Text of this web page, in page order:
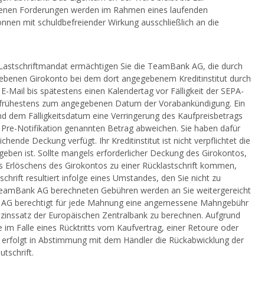
Forderungen werden im Rahmen eines laufenden
mit schuldbefreiender Wirkung ausschließlich an die
ermächtigen Sie die TeamBank AG, die durch
Girokonto bei dem dort angegebenem Kreditinstitut durch
Mail bis spätestens einen Kalendertag vor Fälligkeit der SEPA-
zum angegebenen Datum der Vorabankündigung. Ein
dem Fälligkeitsdatum eine Verringerung des Kaufpreisbetrags
Notifikation genannten Betrag abweichen. Sie haben dafür
Deckung verfügt. Ihr Kreditinstitut ist nicht verpflichtet die
ist. Sollte mangels erforderlicher Deckung des Girokontos,
des Girokontos zu einer Rücklastschrift kommen,
resultiert infolge eines Umstandes, den Sie nicht zu
AG berechneten Gebühren werden an Sie weitergereicht
berechtigt für jede Mahnung eine angemessene Mahngebühr
der Europäischen Zentralbank zu berechnen. Aufgrund
Falle eines Rücktritts vom Kaufvertrag, einer Retoure oder
in Abstimmung mit dem Händler die Rückabwicklung der